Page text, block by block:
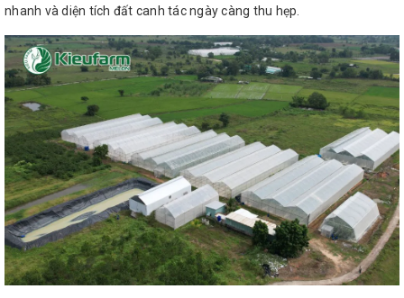
nhanh và diện tích đất canh tác ngày càng thu hẹp.